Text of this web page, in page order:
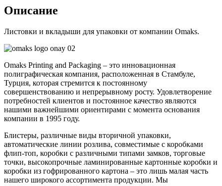
Описание
Листовки и вкладыши для упаковки от компании Omaks.
Omaks Printing and Packaging – это инновационная
полиграфическая компания, расположенная в Стамбуле,
Турция, которая стремится к постоянному
совершенствованию и непрерывному росту. Удовлетворение
потребностей клиентов и постоянное качество являются
нашими важнейшими ориентирами с момента основания
компании в 1995 году.
Блистеры, различные виды вторичной упаковки,
автоматические линии розлива, совместимые с коробками
флип-топ, коробки с различными типами замков, торговые
точки, высокопрочные ламинированные картонные коробки и
коробки из гофрированного картона – это лишь малая часть
нашего широкого ассортимента продукции. Мы